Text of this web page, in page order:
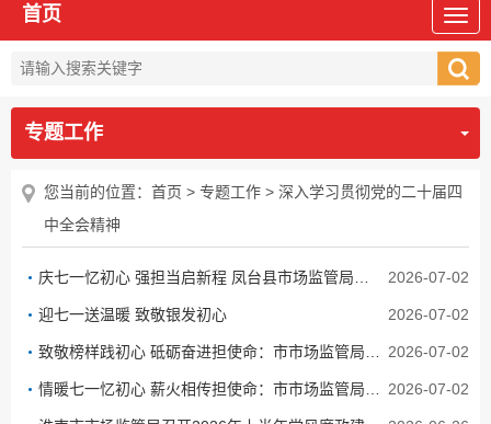
首页
专题工作
您当前的位置： 首页 > 专题工作 > 深入学习贯彻党的二十届四
中全会精神
2026-07-02
迎七一送温暖 致敬银发初心 2026-07-02
2026-07-02
2026-07-02